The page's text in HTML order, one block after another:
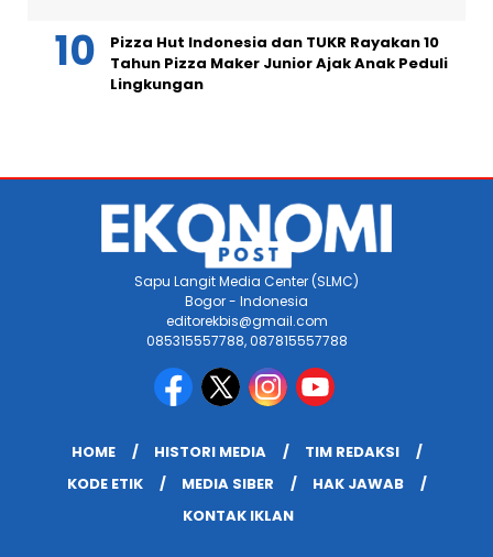
Pizza Hut Indonesia dan TUKR Rayakan 10
Tahun Pizza Maker Junior Ajak Anak Peduli
Lingkungan
Sapu Langit Media Center (SLMC)
Bogor - Indonesia
editorekbis@gmail.com
085315557788, 087815557788
HOME HISTORI MEDIA
TIM REDAKSI
KODE ETIK
MEDIA SIBER
HAK JAWAB
KONTAK IKLAN